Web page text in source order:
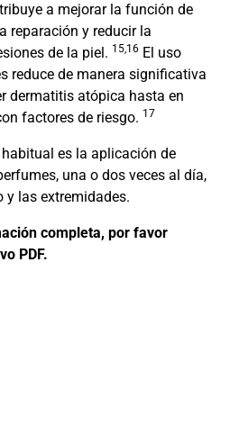
a mejorar la función de
reparación y reducir la
de la piel. 15,16 El uso
reduce de manera significativa
dermatitis atópica hasta en
factores de riesgo. 17
es la aplicación de
una o dos veces al día,
y las extremidades.
completa, por favor
PDF.